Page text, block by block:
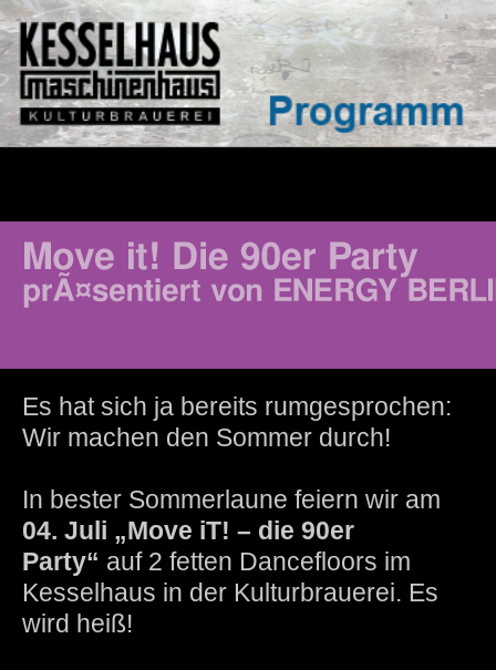
Es hat sich ja bereits rumgesprochen:
Wir machen den Sommer durch!
In bester Sommerlaune feiern wir am
04. Juli „Move iT! – die 90er
Party“ auf 2 fetten Dancefloors im
Kesselhaus in der Kulturbrauerei. Es
wird heiß!